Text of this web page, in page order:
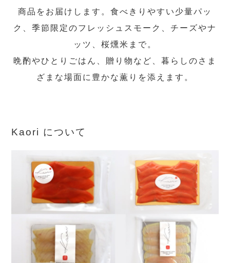
商品をお届けします。食べきりやすい少量パッ
ク、季節限定のフレッシュスモーク、チーズやナ
ッツ、桜燻米まで。
晩酌やひとりごはん、贈り物など、暮らしのさま
ざまな場面に豊かな薫りを添えます。
Kaori について